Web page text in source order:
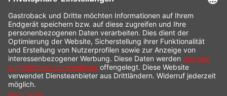
SERVICE HOTLINE
INFORMATION
SHOP SERVICE